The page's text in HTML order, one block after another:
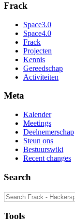
Frack
Space3.0
Space4.0
Frack
Projecten
Kennis
Gereedschap
Activiteiten
Meta
Kalender
Meetings
Deelnemerschap
Steun ons
Bestuurswiki
Recent changes
Search
Tools